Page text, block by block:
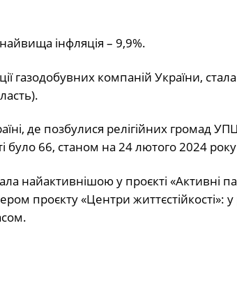
інфляція – 9,9%.
газодобувних компаній України,
де позбулися релігійних громад
було 66, станом на 24 лютого 2024
найактивнішою у проєкті «Активні
проєкту «Центри життєстійкості»: